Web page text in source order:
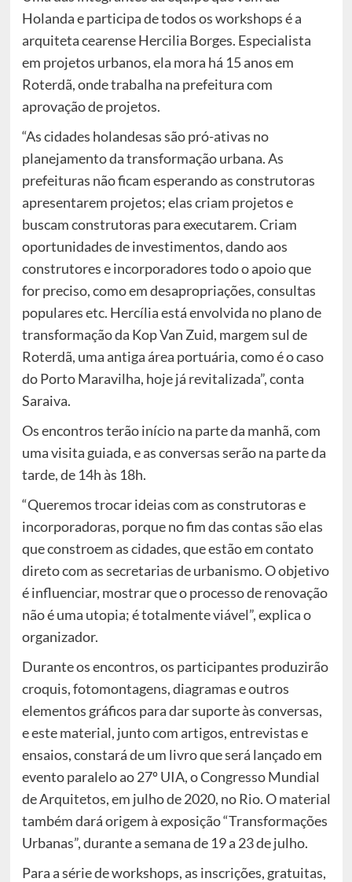
Holanda e participa de todos os workshops é a
arquiteta cearense Hercilia Borges. Especialista
em projetos urbanos, ela mora há 15 anos em
Roterdã, onde trabalha na prefeitura com
aprovação de projetos.
“As cidades holandesas são pró-ativas no
planejamento da transformação urbana. As
prefeituras não ficam esperando as construtoras
apresentarem projetos; elas criam projetos e
buscam construtoras para executarem. Criam
oportunidades de investimentos, dando aos
construtores e incorporadores todo o apoio que
for preciso, como em desapropriações, consultas
populares etc. Hercília está envolvida no plano de
transformação da Kop Van Zuid, margem sul de
Roterdã, uma antiga área portuária, como é o caso
do Porto Maravilha, hoje já revitalizada”, conta
Saraiva.
Os encontros terão início na parte da manhã, com
uma visita guiada, e as conversas serão na parte da
tarde, de 14h às 18h.
“Queremos trocar ideias com as construtoras e
incorporadoras, porque no fim das contas são elas
que constroem as cidades, que estão em contato
direto com as secretarias de urbanismo. O objetivo
é influenciar, mostrar que o processo de renovação
não é uma utopia; é totalmente viável”, explica o
organizador.
Durante os encontros, os participantes produzirão
croquis, fotomontagens, diagramas e outros
elementos gráficos para dar suporte às conversas,
e este material, junto com artigos, entrevistas e
ensaios, constará de um livro que será lançado em
evento paralelo ao 27º UIA, o Congresso Mundial
de Arquitetos, em julho de 2020, no Rio. O material
também dará origem à exposição “Transformações
Urbanas”, durante a semana de 19 a 23 de julho.
Para a série de workshops, as inscrições, gratuitas,